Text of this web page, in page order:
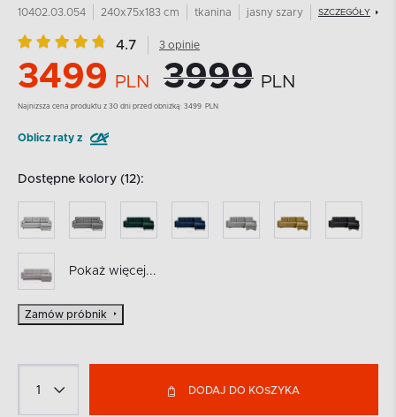
10402.03.054 240x75x183 cm tkanina jasny szary SZCZEGÓŁY
4.7 3 opinie
3499 PLN 3999 PLN
Najnizsza cena produktu z 30 dni przed obniżką: 3499 PLN
Oblicz raty z
Dostępne kolory (12):
Pokaż więcej...
Zamów próbnik
DODAJ DO KOSZYKA